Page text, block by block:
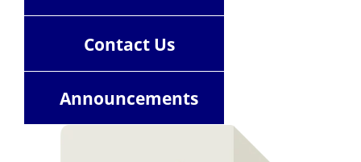
ContactUs
Announcements